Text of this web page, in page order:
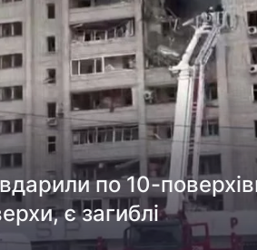
по 10-
є загиблі